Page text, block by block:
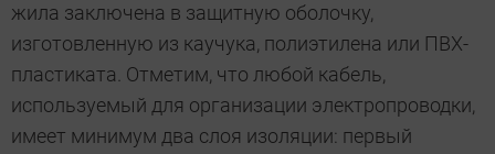
жила заключена в защитную оболочку,
изготовленную из каучука, полиэтилена или ПВХ-
пластиката. Отметим, что любой кабель,
используемый для организации электропроводки,
имеет минимум два слоя изоляции: первый